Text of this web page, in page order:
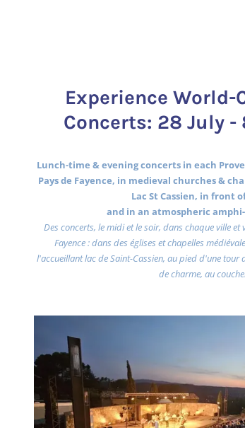
Experience World-
Concerts: 28 July
Lunch-time & evening concerts in each
Pays de Fayence, in medieval churches &
Lac St Cassien, in front
and in an atmospheric
Des concerts, le midi et le soir, dans chaque ville
Fayence : dans des églises et chapelles
l'accueillant lac de Saint-Cassien, au pied d'une
de charme, au